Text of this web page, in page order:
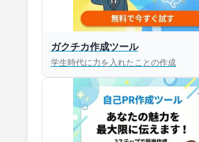
・面接対策アプリ【無料】
30秒以内にあなたのESを添削
30秒以内にあなただけのESを
ガクチカ作成ツール
学生時代に力を入れたことの作成